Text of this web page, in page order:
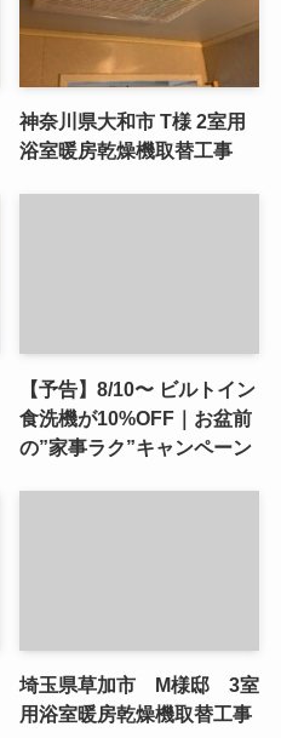
神奈川県大和市 T様 2室用
浴室暖房乾燥機取替工事
【予告】8/10〜 ビルトイン
食洗機が10%OFF｜お盆前
の”家事ラク”キャンペーン
埼玉県草加市 M様邸 3室
用浴室暖房乾燥機取替工事